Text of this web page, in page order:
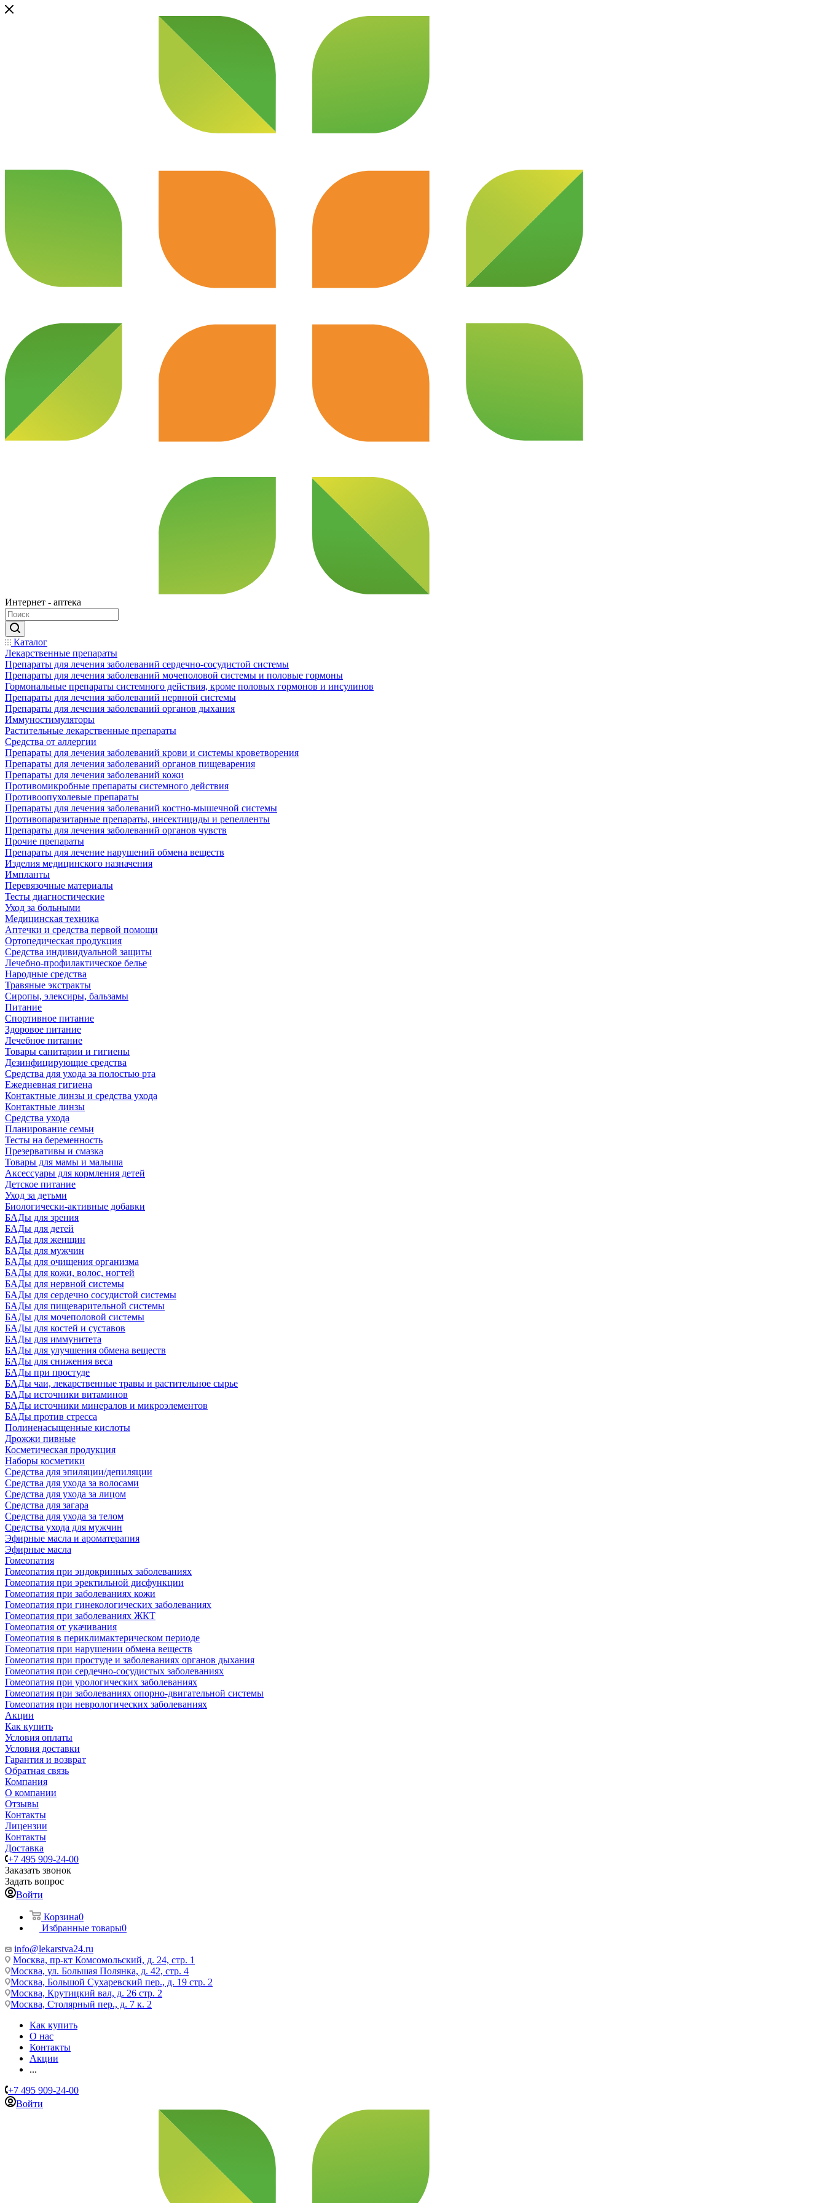
Интернет - аптека
Каталог
Лекарственные препараты
Препараты для лечения заболеваний сердечно-сосудистой системы
Препараты для лечения заболеваний мочеполовой системы и половые гормоны
Гормональные препараты системного действия, кроме половых гормонов и инсулинов
Препараты для лечения заболеваний нервной системы
Препараты для лечения заболеваний органов дыхания
Иммуностимуляторы
Растительные лекарственные препараты
Средства от аллергии
Препараты для лечения заболеваний крови и системы кроветворения
Препараты для лечения заболеваний органов пищеварения
Препараты для лечения заболеваний кожи
Противомикробные препараты системного действия
Противоопухолевые препараты
Препараты для лечения заболеваний костно-мышечной системы
Противопаразитарные препараты, инсектициды и репелленты
Препараты для лечения заболеваний органов чувств
Прочие препараты
Препараты для лечение нарушений обмена веществ
Изделия медицинского назначения
Импланты
Перевязочные материалы
Тесты диагностические
Уход за больными
Медицинская техника
Аптечки и средства первой помощи
Ортопедическая продукция
Средства индивидуальной защиты
Лечебно-профилактическое белье
Народные средства
Травяные экстракты
Сиропы, элексиры, бальзамы
Питание
Спортивное питание
Здоровое питание
Лечебное питание
Товары санитарии и гигиены
Дезинфицирующие средства
Средства для ухода за полостью рта
Ежедневная гигиена
Контактные линзы и средства ухода
Контактные линзы
Средства ухода
Планирование семьи
Тесты на беременность
Презервативы и смазка
Товары для мамы и малыша
Аксессуары для кормления детей
Детское питание
Уход за детьми
Биологически-активные добавки
БАДы для зрения
БАДы для детей
БАДы для женщин
БАДы для мужчин
БАДы для очищения организма
БАДы для кожи, волос, ногтей
БАДы для нервной системы
БАДы для сердечно сосудистой системы
БАДы для пищеварительной системы
БАДы для мочеполовой системы
БАДы для костей и суставов
БАДы для иммунитета
БАДы для улучшения обмена веществ
БАДы для снижения веса
БАДы при простуде
БАДы чаи, лекарственные травы и растительное сырье
БАДы источники витаминов
БАДы источники минералов и микроэлементов
БАДы против стресса
Полиненасыщенные кислоты
Дрожжи пивные
Косметическая продукция
Наборы косметики
Средства для эпиляции/депиляции
Средства для ухода за волосами
Средства для ухода за лицом
Средства для загара
Средства для ухода за телом
Средства ухода для мужчин
Эфирные масла и ароматерапия
Эфирные масла
Гомеопатия
Гомеопатия при эндокринных заболеваниях
Гомеопатия при эректильной дисфункции
Гомеопатия при заболеваниях кожи
Гомеопатия при гинекологических заболеваниях
Гомеопатия при заболеваниях ЖКТ
Гомеопатия от укачивания
Гомеопатия в периклимактерическом периоде
Гомеопатия при нарушении обмена веществ
Гомеопатия при простуде и заболеваниях органов дыхания
Гомеопатия при сердечно-сосудистых заболеваниях
Гомеопатия при урологических заболеваниях
Гомеопатия при заболеваниях опорно-двигательной системы
Гомеопатия при неврологических заболеваниях
Акции
Как купить
Условия оплаты
Условия доставки
Гарантия и возврат
Обратная связь
Компания
О компании
Отзывы
Контакты
Лицензии
Контакты
Доставка
+7 495 909-24-00
Заказать звонок
Задать вопрос
Войти
Корзина0
Избранные товары0
info@lekarstva24.ru
Москва, пр-кт Комсомольский, д. 24, стр. 1
Москва, ул. Большая Полянка, д. 42, стр. 4
Москва, Большой Сухаревский пер., д. 19 стр. 2
Москва, Крутицкий вал, д. 26 стр. 2
Москва, Столярный пер., д. 7 к. 2
Как купить
О нас
Контакты
Акции
...
+7 495 909-24-00
Войти